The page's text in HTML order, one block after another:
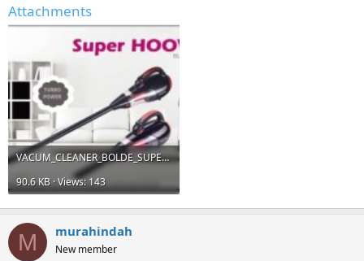
Attachments
VACUM_CLEANER_BOLDE_SUPER_HOOVER_CYCLONE_BLACK_SERIES_PENYED-horz.jpg
90.6 KB · Views: 143
M murahindah
New member